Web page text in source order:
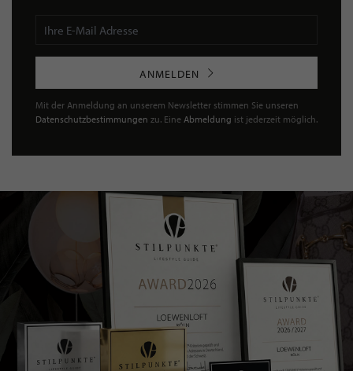
ANMELDEN
Mit der Anmeldung an unserem Newsletter stimmen Sie unseren
Datenschutzbestimmungen zu. Eine Abmeldung ist jederzeit möglich.